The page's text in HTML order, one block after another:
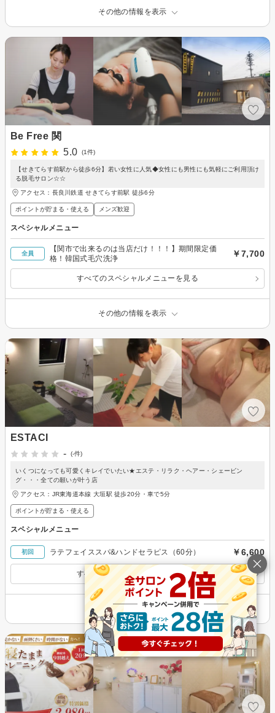
その他の情報を表示
Be Free 関
5.0
(1件)
【せきてらす前駅から徒歩6分】若い女性に人気◆女性にも男性にも気軽にご利用頂け
る脱毛サロン☆☆
アクセス：長良川鉄道 せきてらす前駅 徒歩6分
ポイントが貯まる・使える メンズ歓迎
スペシャルメニュー
全員
【関市で出来るのは当店だけ！！！】期間限定価
格！韓国式毛穴洗浄
￥7,700
すべてのスペシャルメニューを見る
その他の情報を表示
ESTACI
-
(-件)
いくつになっても可愛くキレイでいたい★エステ・リラク・ヘアー・シェービン
グ・・・全ての願いが叶う店
アクセス：JR東海道本線 大垣駅 徒歩20分・車で5分
ポイントが貯まる・使える
スペシャルメニュー
初回 ラテフェイススパ&ハンドセラピス（60分） ￥6,600
すべてのスペシャルメニューを見る
その他の情報を表示